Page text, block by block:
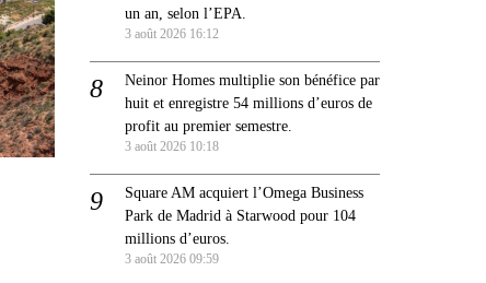
un an, selon l’EPA.
3 août 2026 16:12
Neinor Homes multiplie son bénéfice par
huit et enregistre 54 millions d’euros de
profit au premier semestre.
3 août 2026 10:18
Square AM acquiert l’Omega Business
Park de Madrid à Starwood pour 104
millions d’euros.
3 août 2026 09:59